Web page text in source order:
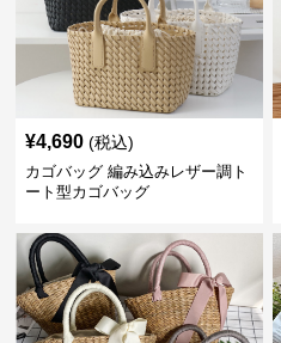
¥4,690 (税込)
カゴバッグ 編み込みレザー調ト
ート型カゴバッグ